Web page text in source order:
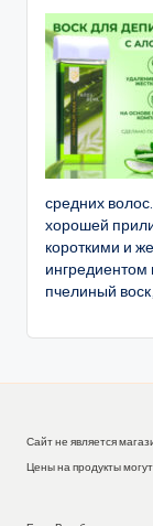
средних
хорошей
короткими и
ингредиентом
пчелиный
Сайт не является
Цены на продукты